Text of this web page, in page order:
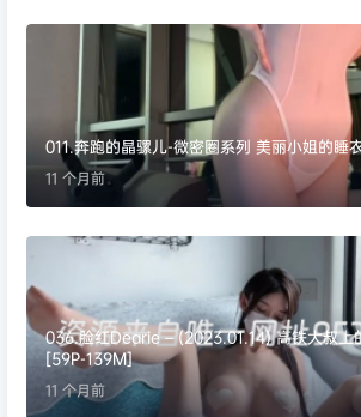
011.奔跑的晶骡儿-微密圈系列 美丽小姐的
11 个月前
036.脸红Dearie – (2023.01.14) 高铁大叔上
[59P-139M]
11 个月前